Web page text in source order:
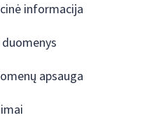
informacija
apsauga